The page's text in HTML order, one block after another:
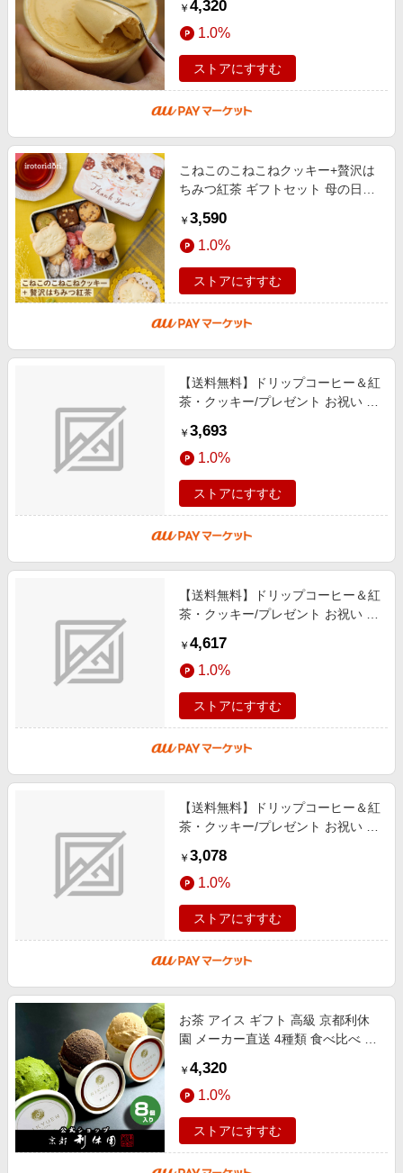
母の日 父の日 お中元 贈り物
￥ 4,320
1.0%
ストアにすすむ
こねこのこねこねクッキー+贅沢は
ちみつ紅茶 ギフトセット 母の日
ホワイトデー 缶入り 猫 ねこ ネコ
￥ 3,590
1.0%
ストアにすすむ
【送料無料】ドリップコーヒー＆紅
茶・クッキー/プレゼント お祝い 誕
自家消費にも スイーツ・お菓子
￥ 3,693
1.0%
ストアにすすむ
【送料無料】ドリップコーヒー＆紅
茶・クッキー/プレゼント お祝い 誕
自家消費にも スイーツ・お菓子
￥ 4,617
1.0%
ストアにすすむ
【送料無料】ドリップコーヒー＆紅
茶・クッキー/プレゼント お祝い 誕
自家消費にも スイーツ・お菓子
￥ 3,078
1.0%
ストアにすすむ
お茶 アイス ギフト 高級 京都利休
園 メーカー直送 4種類 食べ比べ 抹
の日 お歳暮 お中元 贈り物 贈答
￥ 4,320
1.0%
ストアにすすむ